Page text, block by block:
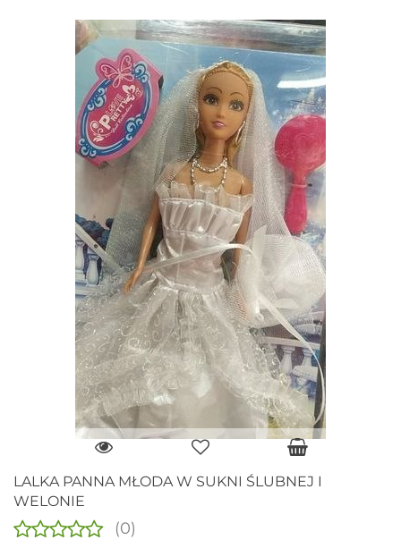
LALKA PANNA MŁODA W SUKNI ŚLUBNEJ I
WELONIE
(0)